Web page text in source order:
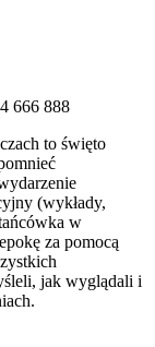
666 888
to święto
(wykłady,
w
za pomocą
jak wyglądali i